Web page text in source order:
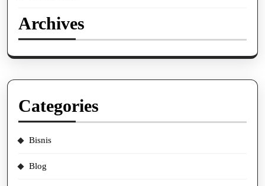
Archives
Categories
Bisnis
Blog